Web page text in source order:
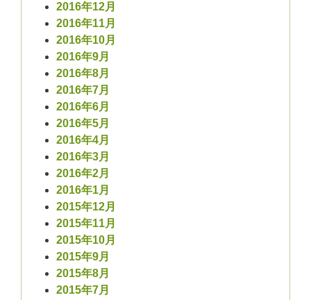
2016年12月
2016年11月
2016年10月
2016年9月
2016年8月
2016年7月
2016年6月
2016年5月
2016年4月
2016年3月
2016年2月
2016年1月
2015年12月
2015年11月
2015年10月
2015年9月
2015年8月
2015年7月